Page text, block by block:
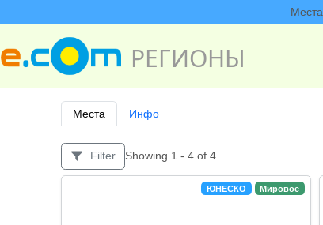
Места
РЕГИОНЫ
Места Инфо
Filter Showing 1 - 4 of 4
ЮНЕСКО Мировое